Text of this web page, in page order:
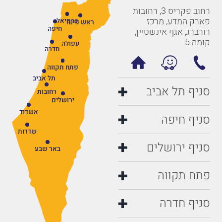
רחוב פקריס 3, רחובות
פארק המדע, מרכז
רורברג, אגף אינשטיין,
קומה 5
סניף תל אביב
סניף חיפה
סניף ירושלים
פתח תקווה
סניף חדרה
רחובות
תל אביב
חיפה
ירושלים
פתח תקווה
חדרה
באר שבע
אשדוד
שדרות
עפולה
ראש פינהכרמיאל